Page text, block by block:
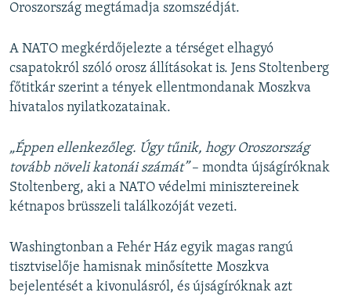
Oroszország megtámadja szomszédját.
A NATO megkérdőjelezte a térséget elhagyó
csapatokról szóló orosz állításokat is. Jens Stoltenberg
főtitkár szerint a tények ellentmondanak Moszkva
hivatalos nyilatkozatainak.
„Éppen ellenkezőleg. Úgy tűnik, hogy Oroszország
tovább növeli katonái számát” – mondta újságíróknak
Stoltenberg, aki a NATO védelmi minisztereinek
kétnapos brüsszeli találkozóját vezeti.
Washingtonban a Fehér Ház egyik magas rangú
tisztviselője hamisnak minősítette Moszkva
bejelentését a kivonulásról, és újságíróknak azt